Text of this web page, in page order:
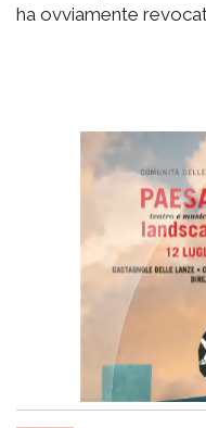
ha ovviamente